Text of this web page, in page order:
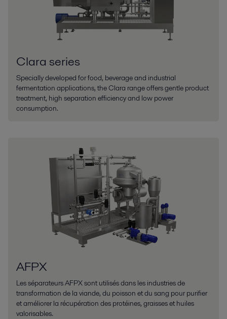
Clara series
Specially developed for food, beverage and industrial
fermentation applications, the Clara range offers gentle product
treatment, high separation efficiency and low power
consumption.
AFPX
Les séparateurs AFPX sont utilisés dans les industries de
transformation de la viande, du poisson et du sang pour purifier
et améliorer la récupération des protéines, graisses et huiles
valorisables.